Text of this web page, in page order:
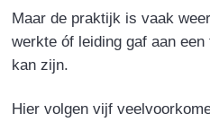
Maar de praktijk is vaak
werkte óf leiding gaf aan
kan zijn.
Hier volgen vijf